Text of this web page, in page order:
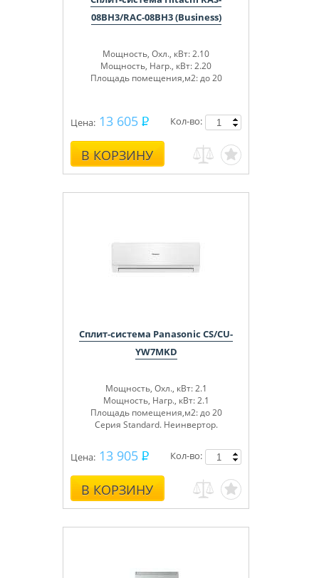
08BH3/RAC-08BH3 (Business)
Мощность, Охл., кВт: 2.10
Мощность, Нагр., кВт: 2.20
Площадь помещения,м2: до 20
Цена: 13 605
В КОРЗИНУ
Кол-во:
Сплит-система Panasonic CS/CU-
YW7MKD
Мощность, Охл., кВт: 2.1
Мощность, Нагр., кВт: 2.1
Площадь помещения,м2: до 20
Серия Standard. Неинвертор.
Цена: 13 905
В КОРЗИНУ
Кол-во: